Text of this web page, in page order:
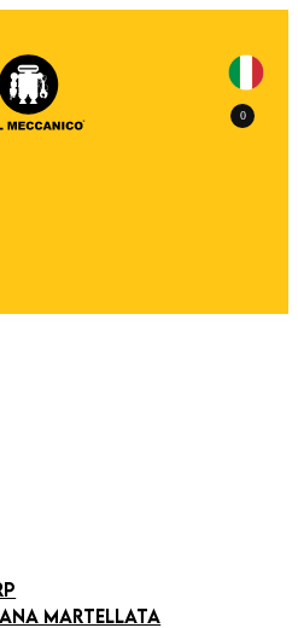
MARTELLATA
0